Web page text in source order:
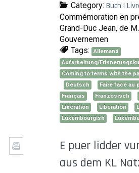
Category: Buch |
‎Commémoration en
Grand-Duc Jean, de
Gouvernemen
Tags:
Allemand
Aufarbeitung/
Coming to terms with the
Deutsch
Faire face au
Français
Französisch
Libération
Liberation
Luxembourgish
E puer lidder
aus dem KL